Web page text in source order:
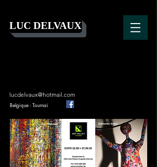
LUC DELVAUX
lucdelvaux@hotmail.com
Belgique - Tournai